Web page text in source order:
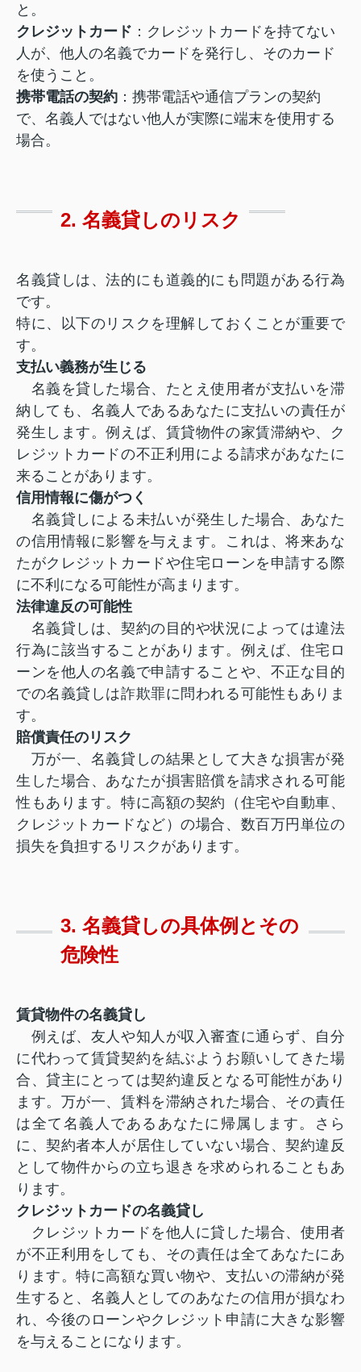
と。
クレジットカード ：クレジットカードを持てない
人が、他人の名義でカードを発行し、そのカード
を使うこと。
携帯電話の契約 ：携帯電話や通信プランの契約
で、名義人ではない他人が実際に端末を使用する
場合。
2. 名義貸しのリスク
名義貸しは、法的にも道義的にも問題がある行為
です。
特に、以下のリスクを理解しておくことが重要で
す。
支払い義務が生じる
名義を貸した場合、たとえ使用者が支払いを滞
納しても、名義人であるあなたに支払いの責任が
発生します。例えば、賃貸物件の家賃滞納や、ク
レジットカードの不正利用による請求があなたに
来ることがあります。
信用情報に傷がつく
名義貸しによる未払いが発生した場合、あなた
の信用情報に影響を与えます。これは、将来あな
たがクレジットカードや住宅ローンを申請する際
に不利になる可能性が高まります。
法律違反の可能性
名義貸しは、契約の目的や状況によっては違法
行為に該当することがあります。例えば、住宅ロ
ーンを他人の名義で申請することや、不正な目的
での名義貸しは詐欺罪に問われる可能性もありま
す。
賠償責任のリスク
万が一、名義貸しの結果として大きな損害が発
生した場合、あなたが損害賠償を請求される可能
性もあります。特に高額の契約（住宅や自動車、
クレジットカードなど）の場合、数百万円単位の
損失を負担するリスクがあります。
3. 名義貸しの具体例とその
危険性
賃貸物件の名義貸し
例えば、友人や知人が収入審査に通らず、自分
に代わって賃貸契約を結ぶようお願いしてきた場
合、貸主にとっては契約違反となる可能性があり
ます。万が一、賃料を滞納された場合、その責任
は全て名義人であるあなたに帰属します。さら
に、契約者本人が居住していない場合、契約違反
として物件からの立ち退きを求められることもあ
ります。
クレジットカードの名義貸し
クレジットカードを他人に貸した場合、使用者
が不正利用をしても、その責任は全てあなたにあ
ります。特に高額な買い物や、支払いの滞納が発
生すると、名義人としてのあなたの信用が損なわ
れ、今後のローンやクレジット申請に大きな影響
を与えることになります。